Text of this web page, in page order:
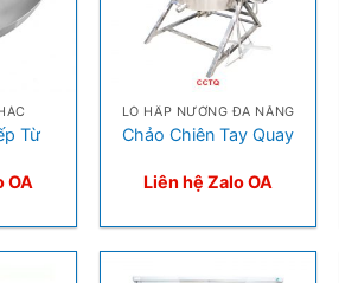
Từ
OA
LÒ HẤP NƯỚNG ĐA NĂNG
Chảo Chiên Tay Quay
Liên hệ Zalo OA